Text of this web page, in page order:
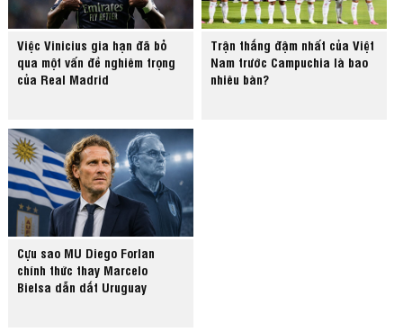
Việc Vinicius gia hạn đã bỏ
qua một vấn đề nghiêm trọng
của Real Madrid
Trận thắng đậm nhất của Việt
Nam trước Campuchia là bao
nhiêu bàn?
Cựu sao MU Diego Forlan
chính thức thay Marcelo
Bielsa dẫn dắt Uruguay